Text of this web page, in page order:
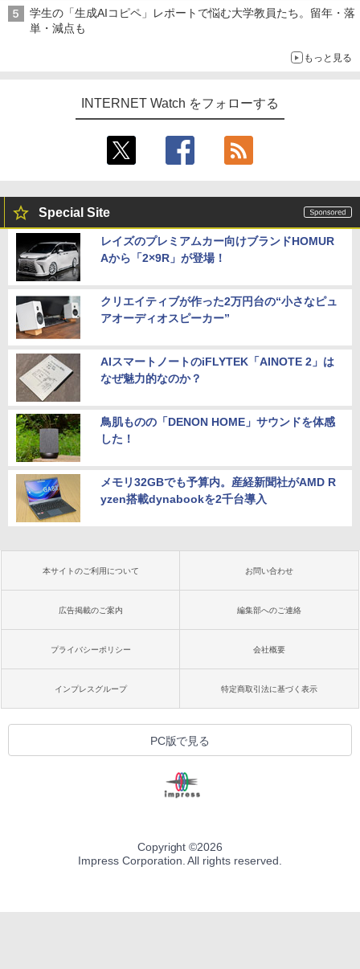
学生の「生成AIコピペ」レポートで悩む大学教員たち。留年・落
単・減点も
もっと見る
INTERNET Watch をフォローする
Special Site
レイズのプレミアムカー向けブランドHOMUR
Aから「2×9R」が登場！
クリエイティブが作った2万円台の“小さなピュ
アオーディオスピーカー”
AIスマートノートのiFLYTEK「AINOTE 2」は
なぜ魅力的なのか？
鳥肌ものの「DENON HOME」サウンドを体感
した！
メモリ32GBでも予算内。産経新聞社がAMD R
yzen搭載dynabookを2千台導入
本サイトのご利用について お問い合わせ
広告掲載のご案内 編集部へのご連絡
プライバシーポリシー 会社概要
インプレスグループ 特定商取引法に基づく表示
PC版で見る
Copyright ©2026
Impress Corporation. All rights reserved.